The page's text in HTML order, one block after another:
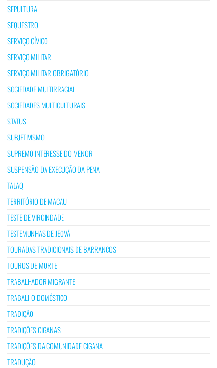
SEPULTURA
SEQUESTRO
SERVIÇO CÍVICO
SERVIÇO MILITAR
SERVIÇO MILITAR OBRIGATÓRIO
SOCIEDADE MULTIRRACIAL
SOCIEDADES MULTICULTURAIS
STATUS
SUBJETIVISMO
SUPREMO INTERESSE DO MENOR
SUSPENSÃO DA EXECUÇÃO DA PENA
TALAQ
TERRITÓRIO DE MACAU
TESTE DE VIRGINDADE
TESTEMUNHAS DE JEOVÁ
TOURADAS TRADICIONAIS DE BARRANCOS
TOUROS DE MORTE
TRABALHADOR MIGRANTE
TRABALHO DOMÉSTICO
TRADIÇÃO
TRADIÇÕES CIGANAS
TRADIÇÕES DA COMUNIDADE CIGANA
TRADUÇÃO